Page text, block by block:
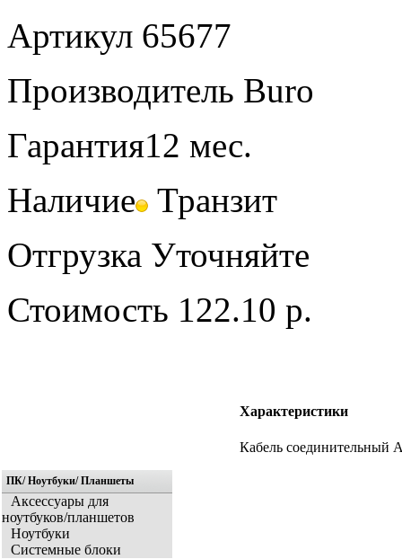
Артикул 65677
Производитель Buro
Гарантия12 мес.
Наличие Транзит
Отгрузка Уточняйте
Стоимость 122.10 р.
Характеристики
Кабель соединительный
ПК/ Ноутбуки/ Планшеты
Аксессуары для
ноутбуков/планшетов
Ноутбуки
Системные блоки